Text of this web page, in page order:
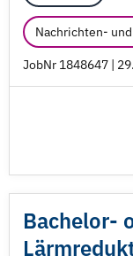
Nachrichten-
JobNr 1848647 |
Bachelor-